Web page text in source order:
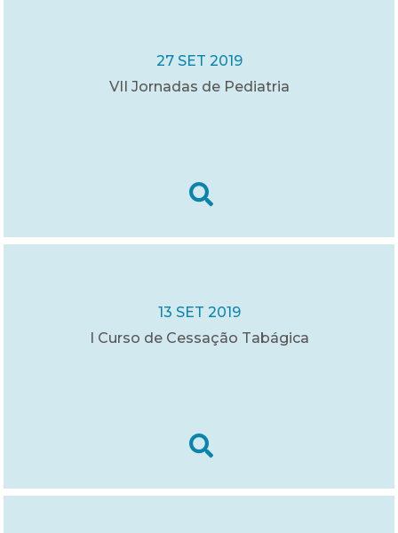
27 SET 2019
VII Jornadas de Pediatria
13 SET 2019
I Curso de Cessação Tabágica